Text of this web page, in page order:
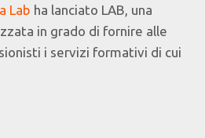
Lab ha lanciato LAB, una
in grado di fornire alle
i servizi formativi di cui